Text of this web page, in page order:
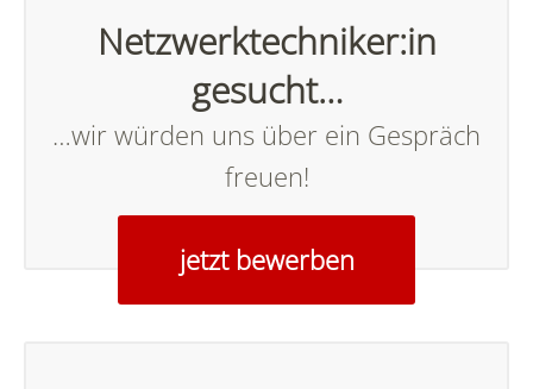
Netzwerktechniker:in
gesucht…
…wir würden uns über ein Gespräch
freuen!
jetzt bewerben